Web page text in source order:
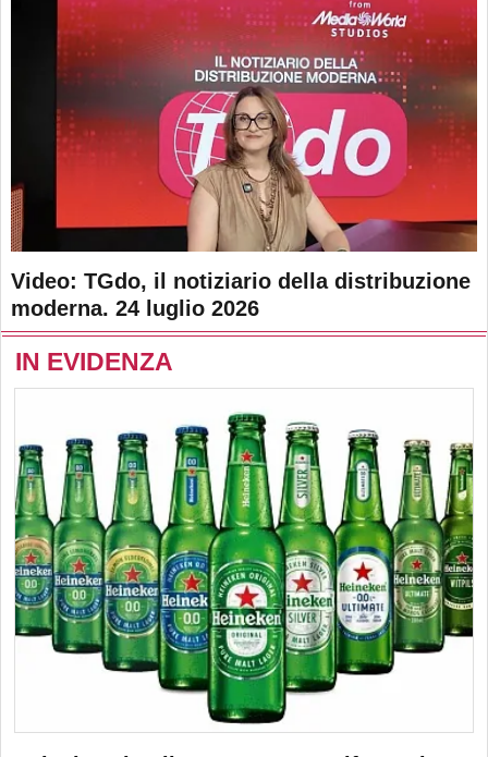
Video: TGdo, il notiziario della distribuzione
moderna. 24 luglio 2026
IN EVIDENZA